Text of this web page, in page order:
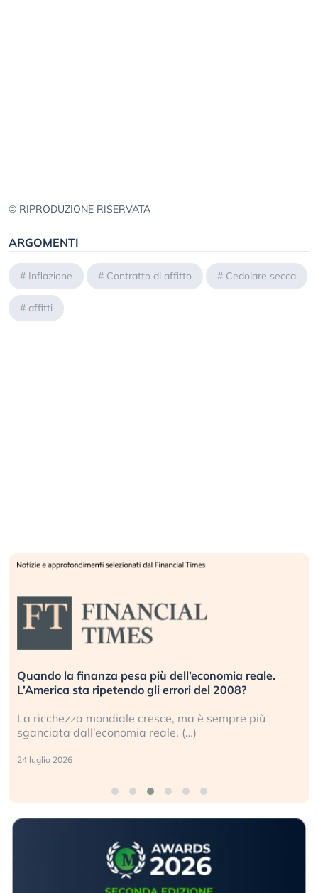
© RIPRODUZIONE RISERVATA
ARGOMENTI
# Inflazione # Contratto di affitto # Cedolare secca
# affitti
Russia e Cina pronti a spegnere Starlink. Gli
investitori stanno sottovalutando il rischio?
Gli investitori tech continuano a ignorare il rischio
geopolitico: il (…)
17 luglio 2026